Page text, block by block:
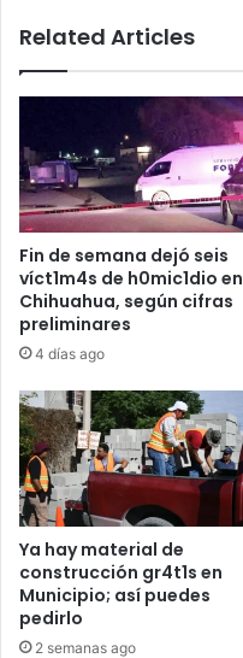
años
Related Articles
Fin de semana dejó seis
víct1m4s de h0mic1dio en
Chihuahua, según cifras
preliminares
4 días ago
Ya hay material de
construcción gr4t1s en
Municipio; así puedes
pedirlo
2 semanas ago